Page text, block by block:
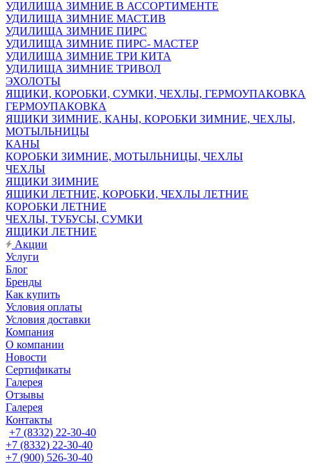
УДИЛИЩА ЗИМНИЕ В АССОРТИМЕНТЕ
УДИЛИЩА ЗИМНИЕ МАСТ.ИВ
УДИЛИЩА ЗИМНИЕ ПИРС
УДИЛИЩА ЗИМНИЕ ПИРС- МАСТЕР
УДИЛИЩА ЗИМНИЕ ТРИ КИТА
УДИЛИЩА ЗИМНИЕ ТРИВОЛ
ЭХОЛОТЫ
ЯЩИКИ, КОРОБКИ, СУМКИ, ЧЕХЛЫ, ГЕРМОУПАКОВКА
ГЕРМОУПАКОВКА
ЯЩИКИ ЗИМНИЕ, КАНЫ, КОРОБКИ ЗИМНИЕ, ЧЕХЛЫ,
МОТЫЛЬНИЦЫ
КАНЫ
КОРОБКИ ЗИМНИЕ, МОТЫЛЬНИЦЫ, ЧЕХЛЫ
ЧЕХЛЫ
ЯЩИКИ ЗИМНИЕ
ЯЩИКИ ЛЕТНИЕ, КОРОБКИ, ЧЕХЛЫ ЛЕТНИЕ
КОРОБКИ ЛЕТНИЕ
ЧЕХЛЫ, ТУБУСЫ, СУМКИ
ЯЩИКИ ЛЕТНИЕ
Акции
Услуги
Блог
Бренды
Как купить
Условия оплаты
Условия доставки
Компания
О компании
Новости
Сертификаты
Галерея
Отзывы
Галерея
Контакты
+7 (8332) 22-30-40
+7 (8332) 22-30-40
+7 (900) 526-30-40